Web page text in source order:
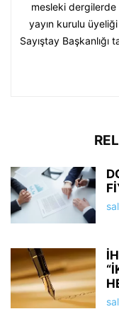
mesleki dergilerde
yayın kurulu
Sayıştay